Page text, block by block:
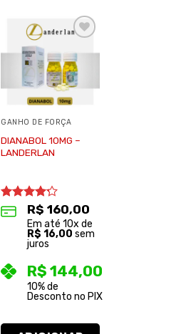
à lista de
desejos
GANHO DE FORÇA
DIANABOL 10MG –
LANDERLAN
Avaliação
4.20
de 5
R$ 160,00
Em até10x de
R$ 16,00 sem
juros
R$ 144,00
10% de
Desconto no PIX